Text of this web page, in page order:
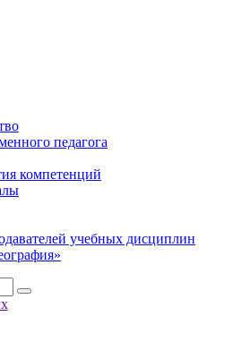
педагога
компетенций
учебных дисциплин